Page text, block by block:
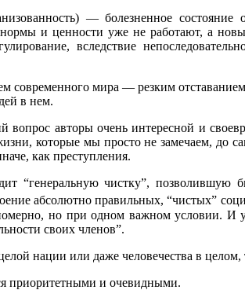
— болезненное
и ценности уже не работают, а
вследствие
мира — резким
в нем.
авторы очень интересной и
которые мы просто не замечаем, до
как преступления.
“генеральную чистку”,
абсолютно правильных, “чистых”
но при одном важном условии. И
своих членов”.
нации или даже человечества в
приоритетными и очевидными.